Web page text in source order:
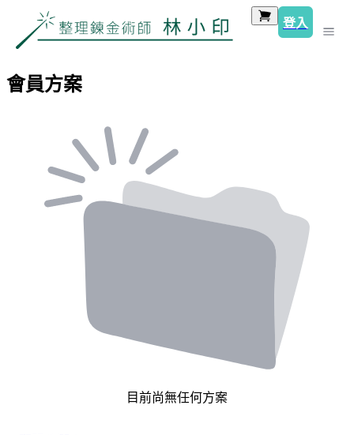
登入
會員方案
目前尚無任何方案